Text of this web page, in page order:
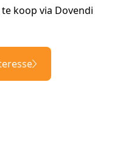
koop via Dovendi